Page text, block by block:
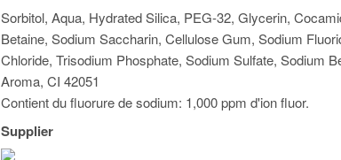
Sorbitol, Aqua, Hydrated Silica, PEG-32, Glycerin,
Betaine, Sodium Saccharin, Cellulose Gum, Sodium
Chloride, Trisodium Phosphate, Sodium Sulfate, Sodium
Aroma, CI 42051
Contient du fluorure de sodium: 1,000 ppm d'ion fluor.
Supplier